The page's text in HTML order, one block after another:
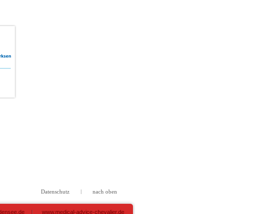
nach oben
www.medical-advice-chevalier.de
Datenschutz